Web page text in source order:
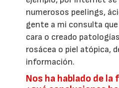
numerosos peelings,
gente a mi consulta
cara o creado
rosácea o piel atópica,
información.
Nos ha hablado de la